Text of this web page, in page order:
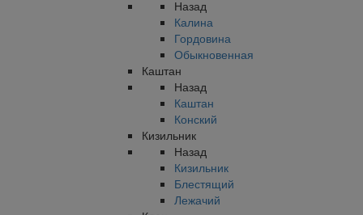
Назад
Калина
Гордовина
Обыкновенная
Каштан
Назад
Каштан
Конский
Кизильник
Назад
Кизильник
Блестящий
Лежачий